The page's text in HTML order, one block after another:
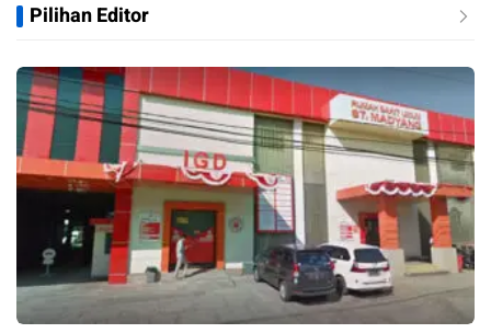
Pilihan Editor